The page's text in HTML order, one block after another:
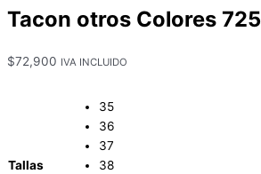
Tacon otros Colores 725
$72,900 IVA INCLUIDO
Tallas
35
36
37
38